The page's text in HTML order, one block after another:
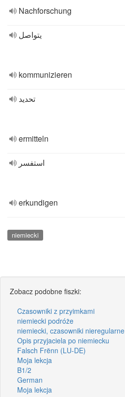
Nachforschung
يتواصل
kommunizieren
تحديد
ermitteln
استفسر
erkundigen
niemiecki
Zobacz podobne fiszki:
Czasowniki z przyimkami
niemiecki podróże
niemiecki, czasowniki nieregularne
Opis przyjaciela po niemiecku
Falsch Frënn (LU-DE)
Moja lekcja
B1/2
German
Moja lekcja